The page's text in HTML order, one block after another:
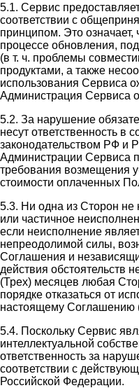
5.1. Сервис
соответствии с
принципом. Это
процессе обновления,
(в т. ч. проблемы
продуктами, а также
использования Сервиса
Администрация Сервиса
5.2. За нарушение
несут ответственность в
законодательством РФ и
Администрации Сервиса
требования возмещения
стоимости оплаченных
5.3. Ни одна из Сторон не
или частичное
если неисполнение
непреодолимой силы,
Соглашения и
действия обстоятельств
(Трех) месяцев любая
порядке отказаться от
настоящему Соглашению
5.4. Поскольку Сервис
интеллектуальной
ответственность за
соответствии с
Российской Федерации.